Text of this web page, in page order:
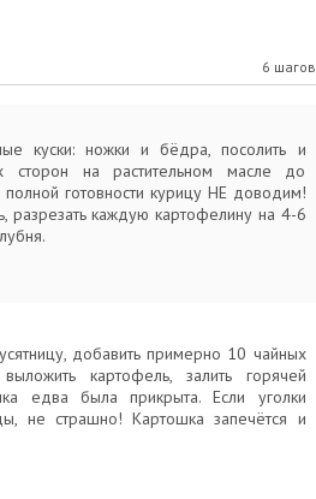
6 шагов
куски: ножки и бёдра, посолить и
сторон на растительном масле до
готовности курицу НЕ доводим!
разрезать каждую картофелину на 4-6
добавить примерно 10 чайных
картофель, залить горячей
едва была прикрыта. Если уголки
не страшно! Картошка запечётся и